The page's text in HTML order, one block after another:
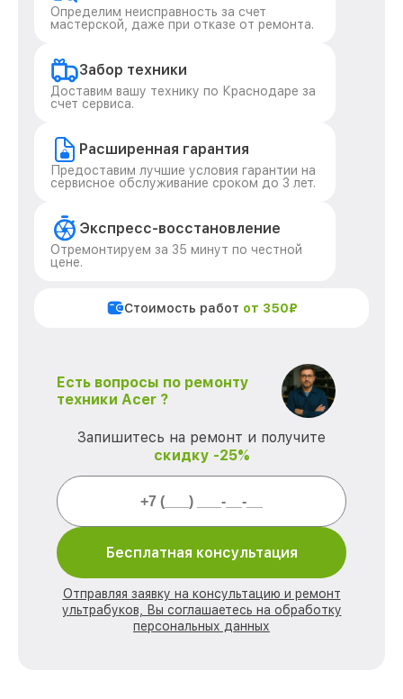
Определим неисправность за счет
мастерской, даже при отказе от ремонта.
Забор техники
Доставим вашу технику по Краснодаре за
счет сервиса.
Расширенная гарантия
Предоставим лучшие условия гарантии на
сервисное обслуживание сроком до 3 лет.
Экспресс-восстановление
Отремонтируем за 35 минут по честной
цене.
Стоимость работ от 350₽
Есть вопросы по ремонту
техники Acer ?
Запишитесь на ремонт и получите
скидку -25%
Бесплатная консультация
Отправляя заявку на консультацию и ремонт
ультрабуков, Вы соглашаетесь на обработку
персональных данных